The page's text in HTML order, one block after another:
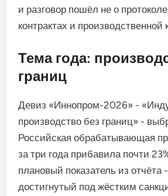
и разговор пошёл не о
контрактах и производственной
Тема года:
границ
Девиз «Иннопром-2026» -
производство без границ» -
Российская обрабатывающая
за три года прибавила почти
плановый показатель из отчёта
достигнутый под жёстким